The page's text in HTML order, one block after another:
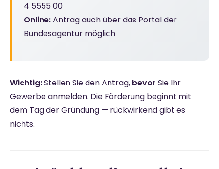
4 5555 00
Online:Antrag auch über das Portal der
Bundesagentur möglich
Wichtig:Stellen Sie den Antrag, bevor Sie Ihr
Gewerbe anmelden. Die Förderung beginnt mit
dem Tag der Gründung — rückwirkend gibt es
nichts.